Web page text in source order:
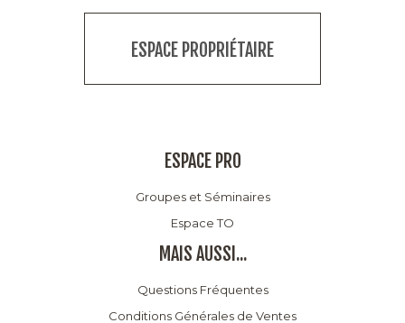
ESPACE PROPRIÉTAIRE
ESPACE PRO
Groupes et Séminaires
Espace TO
MAIS AUSSI...
Questions Fréquentes
Conditions Générales de Ventes